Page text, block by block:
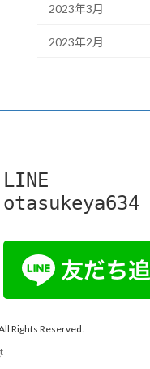
2023年3月
2023年2月
LINE
otasukeya634
Rights Reserved.